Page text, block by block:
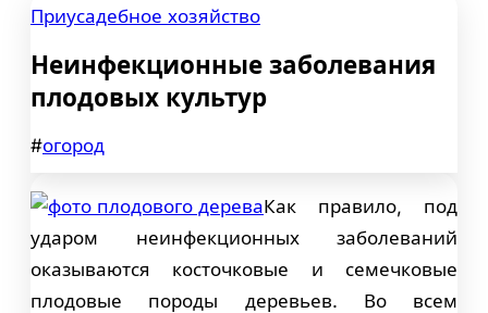
Приусадебное хозяйство
Неинфекционные заболевания
плодовых культур
#огород
Как правило, под
ударом неинфекционных заболеваний
оказываются косточковые и семечковые
плодовые породы деревьев. Во всем